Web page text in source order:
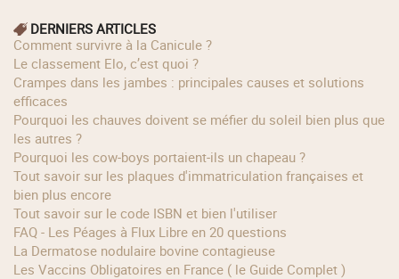
DERNIERS ARTICLES
Comment survivre à la Canicule ?
Le classement Elo, c’est quoi ?
Crampes dans les jambes : principales causes et solutions
efficaces
Pourquoi les chauves doivent se méfier du soleil bien plus que
les autres ?
Pourquoi les cow‑boys portaient‑ils un chapeau ?
Tout savoir sur les plaques d'immatriculation françaises et
bien plus encore
Tout savoir sur le code ISBN et bien l'utiliser
FAQ - Les Péages à Flux Libre en 20 questions
La Dermatose nodulaire bovine contagieuse
Les Vaccins Obligatoires en France ( le Guide Complet )